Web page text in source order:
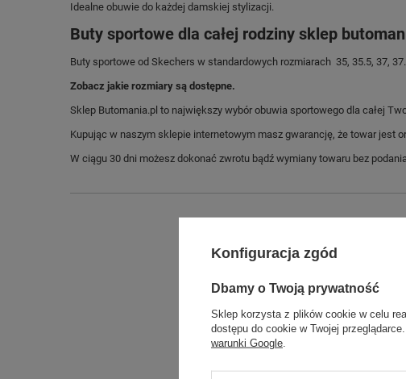
Idealne obuwie do każdej damskiej stylizacji.
Buty sportowe dla całej rodziny sklep
Buty sportowe od Skechers w standardowych rozmiarach 35, 35.5, 37,
Zobacz jakie rozmiary są dostępne.
Sklep Butomania.pl to największy wybór obuwia sportowego dla całej
Kupując w naszym sklepie internetowym masz gwarancję, że towar jest
W ciągu 30 dni możesz dokonać zwrotu bądź wymiany towaru bez
Konfiguracja zgód
Dbamy o Twoją prywatność
Sklep korzysta z plików cookie w celu
dostępu do cookie w Twojej
warunki Google